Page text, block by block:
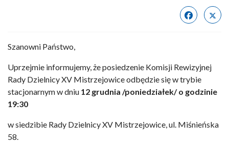
Szanowni Państwo,
Uprzejmie informujemy, że posiedzenie Komisji Rewizyjnej
Rady Dzielnicy XV Mistrzejowice odbędzie się w trybie
stacjonarnym w dniu 12 grudnia /poniedziałek/ o godzinie
19:30
w siedzibie Rady Dzielnicy XV Mistrzejowice, ul. Miśnieńska
58.